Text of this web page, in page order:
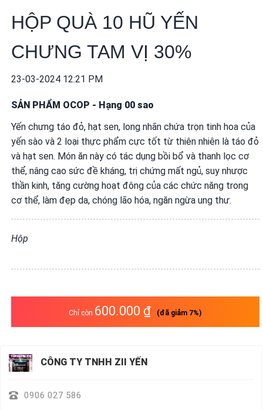
CHÍNH
BÁN
DỊCH
QUANH
TA
HỘP QUÀ 10 HŨ YẾN
CHƯNG TAM VỊ 30%
23-03-2024 12:21 PM
SẢN PHẨM OCOP - Hạng 00 sao
Yến chưng táo đỏ, hạt sen, long nhãn chứa trọn tinh hoa của
yến sào và 2 loại thực phẩm cực tốt từ thiên nhiên là táo đỏ
và hạt sen. Món ăn này có tác dụng bồi bổ và thanh lọc cơ
thể, nâng cao sức đề kháng, trị chứng mất ngủ, suy nhược
thần kinh, tăng cường hoạt đông của các chức năng trong
cơ thể, làm đẹp da, chóng lão hóa, ngăn ngừa ung thư.
Hộp
Chỉ còn 600.000 ₫ (đã giảm 7%)
CÔNG TY TNHH ZII YẾN
0906 027 586